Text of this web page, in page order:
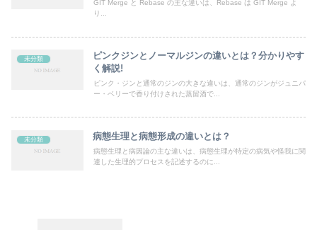
GIT Merge と Rebase の主な違いは、Rebase は GIT Merge よ
り...
未分類
ピンクジンとノーマルジンの違いとは？分かりやす
く解説!
ピンク・ジンと通常のジンの大きな違いは、通常のジンがジュニパ
ー・ベリーで香り付けされた蒸留酒で...
未分類 病態生理と病態形成の違いとは？
病態生理と病因論の主な違いは、病態生理が特定の病気や怪我に関
連した生理的プロセスを記述するのに...